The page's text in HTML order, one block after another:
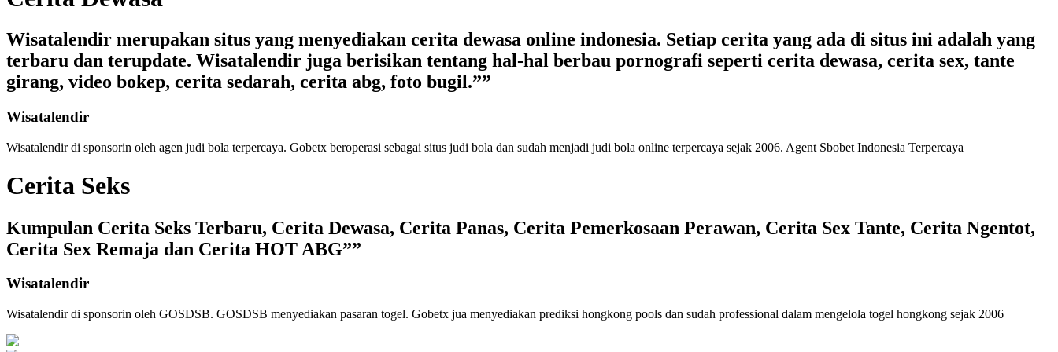
Wisatalendir merupakan situs yang menyediakan cerita dewasa online indonesia. Setiap cerita yang ada di situs ini adalah yang
terbaru dan terupdate. Wisatalendir juga berisikan tentang hal-hal berbau pornografi seperti cerita dewasa, cerita sex, tante
girang, video bokep, cerita sedarah, cerita abg, foto bugil.””
Wisatalendir
Wisatalendir di sponsorin oleh agen judi bola terpercaya. Gobetx beroperasi sebagai situs judi bola dan sudah menjadi judi bola online terpercaya sejak 2006. Agent Sbobet Indonesia Terpercaya
Cerita Seks
Kumpulan Cerita Seks Terbaru, Cerita Dewasa, Cerita Panas, Cerita Pemerkosaan Perawan, Cerita Sex Tante, Cerita Ngentot,
Cerita Sex Remaja dan Cerita HOT ABG””
Wisatalendir
Wisatalendir di sponsorin oleh GOSDSB. GOSDSB menyediakan pasaran togel. Gobetx jua menyediakan prediksi hongkong pools dan sudah professional dalam mengelola togel hongkong sejak 2006